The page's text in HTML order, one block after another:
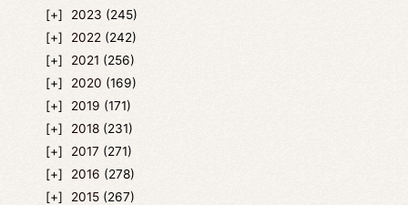
2023 (245)
2022 (242)
2021 (256)
2020 (169)
2019 (171)
2018 (231)
2017 (271)
2016 (278)
2015 (267)